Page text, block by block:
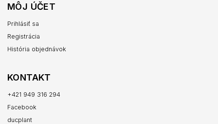
MÔJ ÚČET
Prihlásiť sa
Registrácia
História objednávok
KONTAKT
+421 949 316 294
Facebook
ducplant